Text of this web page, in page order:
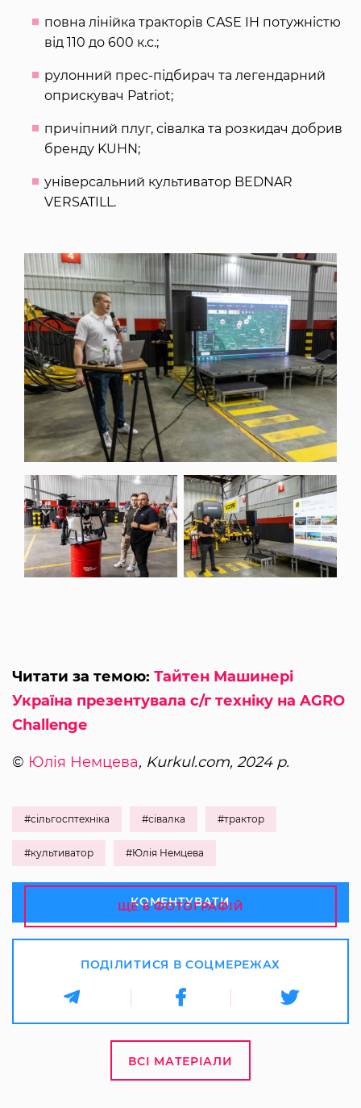
повна лінійка тракторів CASE IH потужністю
від 110 до 600 к.с.;
рулонний прес-підбирач та легендарний
оприскувач Patriot;
причіпний плуг, сівалка та розкидач добрив
бренду KUHN;
універсальний культиватор BEDNAR
VERSATILL.
ЩЕ 6 ФОТОГРАФІЙ
Читати за темою: Тайтен Машинері
Україна презентувала с/г техніку на AGRO
Challenge
© Юлія Немцева, Kurkul.com, 2024 р.
#сільгосптехніка #сівалка #трактор
#культиватор #Юлія Немцева
КОМЕНТУВАТИ
ПОДІЛИТИСЯ В СОЦМЕРЕЖАХ
ВСІ МАТЕРІАЛИ